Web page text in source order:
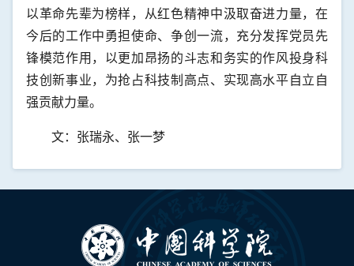
以革命先辈为榜样，从红色精神中汲取奋进力量，在
今后的工作中勇担使命、争创一流，充分发挥党员先
锋模范作用，以更加昂扬的斗志和务实的作风投身科
技创新事业，为抢占科技制高点、实现高水平自立自
强贡献力量。
文：张瑞永、张一梦